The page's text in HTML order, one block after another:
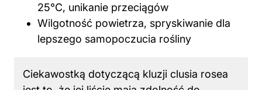
25°C, unikanie przeciągów
Wilgotność powietrza, spryskiwanie dla
lepszego samopoczucia rośliny
Ciekawostką dotyczącą kluzji clusia rosea